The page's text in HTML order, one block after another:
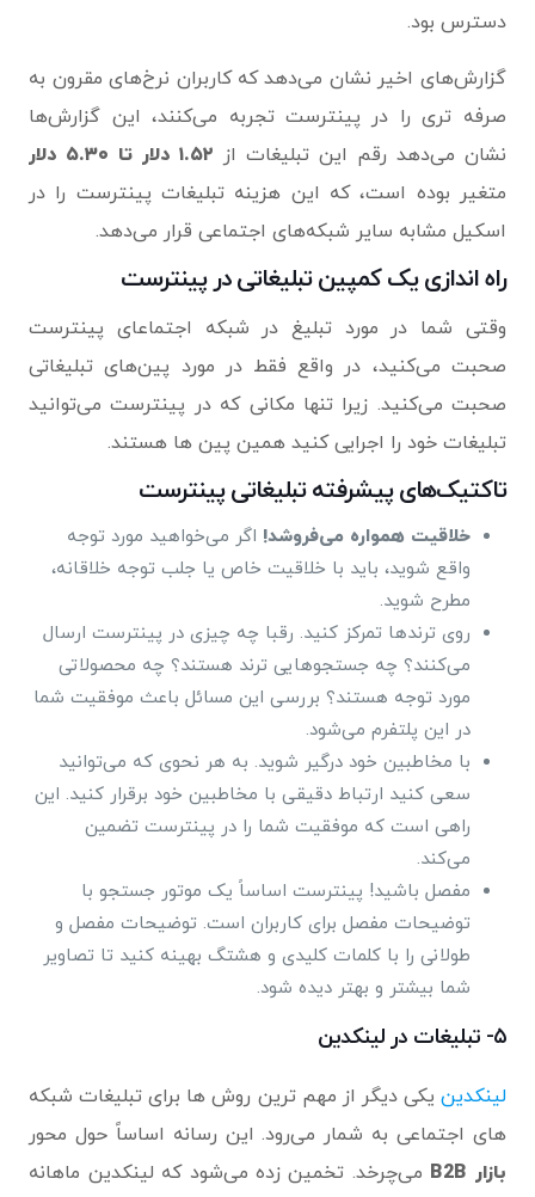
دسترس بود.
گزارش‌های اخیر نشان می‌دهد که کاربران نرخ‌های مقرون به
صرفه تری را در پینترست تجربه می‌کنند، این گزارش‌ها
نشان می‌دهد رقم این تبلیغات از ۱.۵۲ دلار تا ۵.۳۰ دلار
متغیر بوده است، که این هزینه تبلیغات پینترست را در
اسکیل مشابه سایر شبکه‌های اجتماعی قرار می‌دهد.
راه اندازی یک کمپین تبلیغاتی در پینترست
وقتی شما در مورد تبلیغ در شبکه اجتماعای پینترست
صحبت می‌کنید، در واقع فقط در مورد پین‌های تبلیغاتی
صحبت می‌کنید. زیرا تنها مکانی که در پینترست می‌توانید
تبلیغات خود را اجرایی کنید همین پین ها هستند.
تاکتیک‌های پیشرفته تبلیغاتی پینترست
خلاقیت همواره می‌فروشد! اگر می‌خواهید مورد توجه
واقع شوید، باید با خلاقیت خاص یا جلب توجه خلاقانه،
مطرح شوید.
روی ترندها تمرکز کنید. رقبا چه چیزی در پینترست ارسال
می‌کنند؟ چه جستجوهایی ترند هستند؟ چه محصولاتی
مورد توجه هستند؟ بررسی این مسائل باعث موفقیت شما
در این پلتفرم می‌شود.
با مخاطبین خود درگیر شوید. به هر نحوی که می‌توانید
سعی کنید ارتباط دقیقی با مخاطبین خود برقرار کنید. این
راهی است که موفقیت شما را در پینترست تضمین
می‌کند.
مفصل باشید! پینترست اساساً یک موتور جستجو با
توضیحات مفصل برای کاربران است. توضیحات مفصل و
طولانی را با کلمات کلیدی و هشتگ بهینه کنید تا تصاویر
شما بیشتر و بهتر دیده شود.
۵- تبلیغات در لینکدین
لینکدین یکی دیگر از مهم ترین روش ها برای تبلیغات شبکه
های اجتماعی به شمار می‌رود. این رسانه اساساً حول محور
بازار B2B
می‌چرخد. تخمین زده می‌شود که لینکدین ماهانه